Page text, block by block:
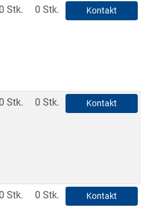
0 Stk. 0 Stk. Kontakt
0 Stk. 0 Stk. Kontakt
0 Stk. 0 Stk. Kontakt